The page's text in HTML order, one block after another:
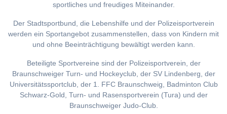
sportliches und freudiges Miteinander.
Der Stadtsportbund, die Lebenshilfe und der Polizeisportverein
werden ein Sportangebot zusammenstellen, dass von Kindern mit
und ohne Beeinträchtigung bewältigt werden kann.
Beteiligte Sportvereine sind der Polizeisportverein, der
Braunschweiger Turn- und Hockeyclub, der SV Lindenberg, der
Universitätssportclub, der 1. FFC Braunschweig, Badminton Club
Schwarz-Gold, Turn- und Rasensportverein (Tura) und der
Braunschweiger Judo-Club.